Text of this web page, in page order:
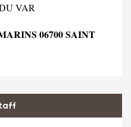
VAR
06700 SAINT